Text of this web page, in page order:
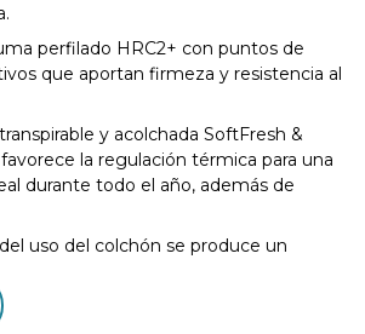
perfilado HRC2+ con puntos de
que aportan firmeza y resistencia al
y acolchada SoftFresh &
la regulación térmica para una
durante todo el año, además de
uso del colchón se produce un
UNE-EN 1334:1996). Esta
normal, no da derecho a